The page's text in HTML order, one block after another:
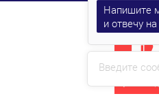
Введите
Напишите
и отвечу